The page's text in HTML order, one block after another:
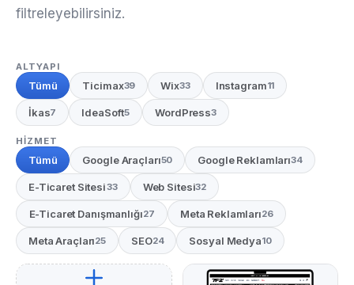
filtreleyebilirsiniz.
ALTYAPI
Tümü Ticimax39 Wix33 Instagram11
İkas7 IdeaSoft5 WordPress3
HIZMET
Tümü Google Araçları50 Google Reklamları34
E-Ticaret Sitesi33 Web Sitesi32
E-Ticaret Danışmanlığı27 Meta Reklamları26
Meta Araçları25 SEO24 Sosyal Medya10